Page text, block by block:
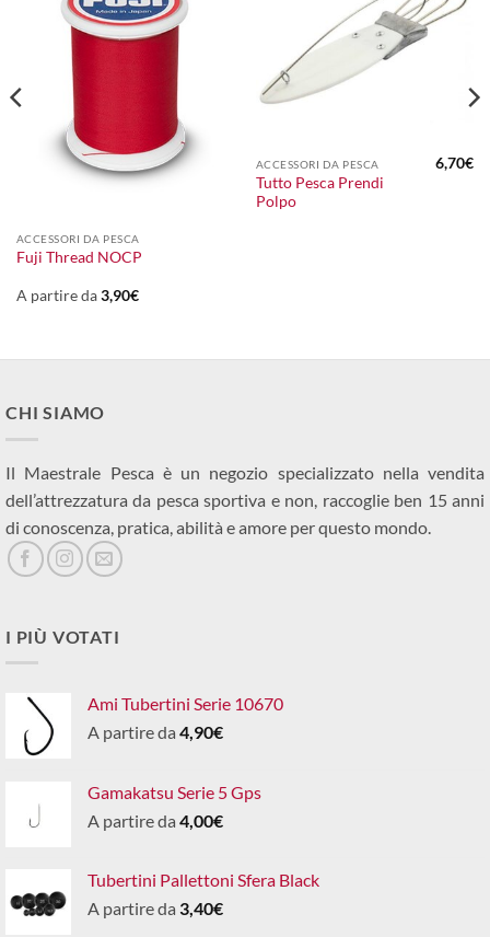
ACCESSORI DA PESCA
Fuji Thread NOCP
A partire da3,90€
ACCESSORI DA PESCA
Tutto Pesca Prendi
Polpo
6,70€
CHI SIAMO
Il Maestrale Pesca è un negozio specializzato nella vendita
dell’attrezzatura da pesca sportiva e non, raccoglie ben 15 anni
di conoscenza, pratica, abilità e amore per questo mondo.
I PIÙ VOTATI
Ami Tubertini Serie 10670
A partire da 4,90€
Gamakatsu Serie 5 Gps
A partire da 4,00€
Tubertini Pallettoni Sfera Black
A partire da 3,40€